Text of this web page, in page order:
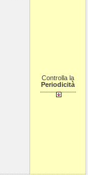
Controlla la
Periodicità